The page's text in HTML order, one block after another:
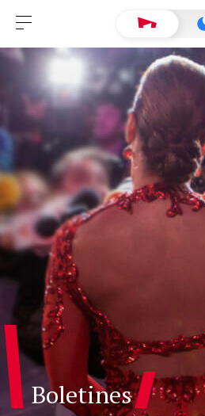
Boletines